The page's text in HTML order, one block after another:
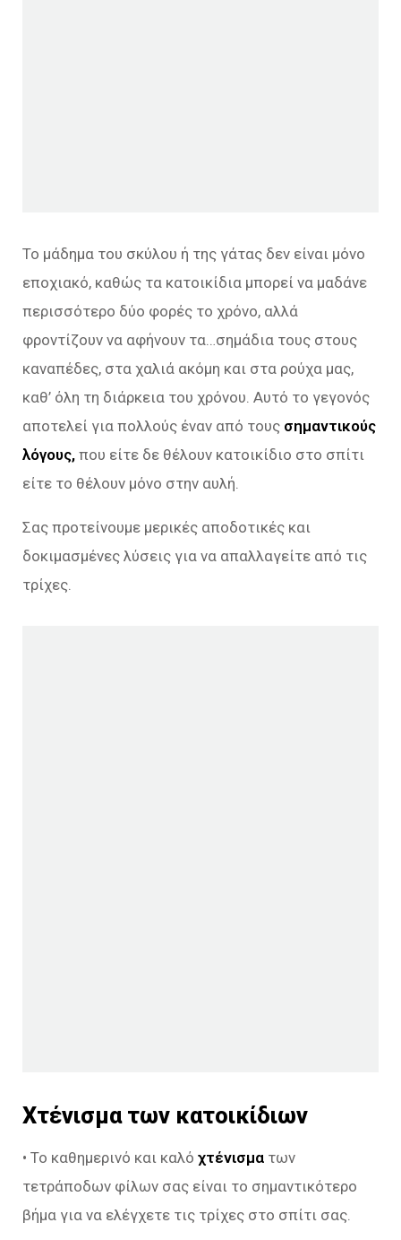
Το μάδημα του σκύλου ή της γάτας δεν είναι μόνο
εποχιακό, καθώς τα κατοικίδια μπορεί να μαδάνε
περισσότερο δύο φορές το χρόνο, αλλά
φροντίζουν να αφήνουν τα…σημάδια τους στους
καναπέδες, στα χαλιά ακόμη και στα ρούχα μας,
καθ’ όλη τη διάρκεια του χρόνου. Αυτό το γεγονός
αποτελεί για πολλούς έναν από τους σημαντικούς
λόγους, που είτε δε θέλουν κατοικίδιο στο σπίτι
είτε το θέλουν μόνο στην αυλή.
Σας προτείνουμε μερικές αποδοτικές και
δοκιμασμένες λύσεις για να απαλλαγείτε από τις
τρίχες.
Χτένισμα των κατοικίδιων
• Το καθημερινό και καλό χτένισμα των
τετράποδων φίλων σας είναι το σημαντικότερο
βήμα για να ελέγχετε τις τρίχες στο σπίτι σας.